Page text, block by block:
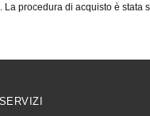
procedura di acquisto è
SERVIZI